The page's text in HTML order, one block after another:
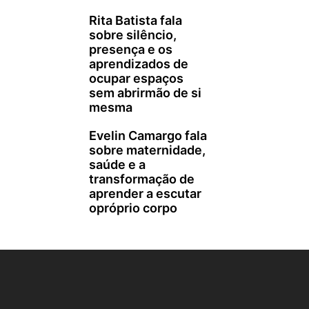
Rita Batista fala
sobre silêncio,
presença e os
aprendizados de
ocupar espaços
sem abrirmão de si
mesma
Evelin Camargo fala
sobre maternidade,
saúde e a
transformação de
aprender a escutar
opróprio corpo